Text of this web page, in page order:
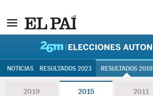
NOTICIAS RESULTADOS 2023 RESULTADOS 2019
2019 2015 2011